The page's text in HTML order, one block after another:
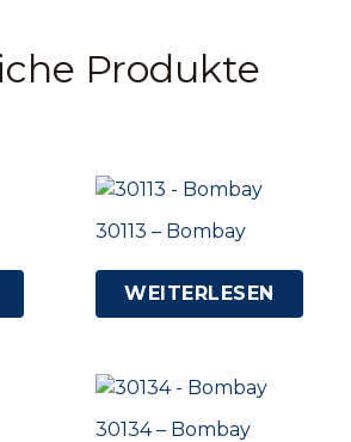
Produkte
30113 – Bombay
WEITERLESEN
30134 – Bombay